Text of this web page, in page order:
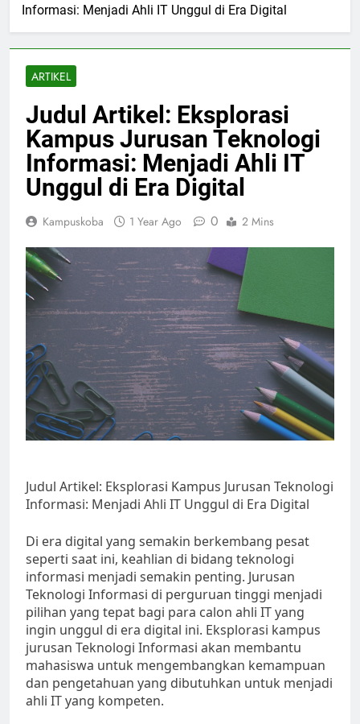
Informasi: Menjadi Ahli IT Unggul di Era Digital
ARTIKEL
Judul Artikel: Eksplorasi
Kampus Jurusan Teknologi
Informasi: Menjadi Ahli IT
Unggul di Era Digital
Kampuskoba 1 Year Ago 0 2 Mins
Judul Artikel: Eksplorasi Kampus Jurusan Teknologi
Informasi: Menjadi Ahli IT Unggul di Era Digital
Di era digital yang semakin berkembang pesat
seperti saat ini, keahlian di bidang teknologi
informasi menjadi semakin penting. Jurusan
Teknologi Informasi di perguruan tinggi menjadi
pilihan yang tepat bagi para calon ahli IT yang
ingin unggul di era digital ini. Eksplorasi kampus
jurusan Teknologi Informasi akan membantu
mahasiswa untuk mengembangkan kemampuan
dan pengetahuan yang dibutuhkan untuk menjadi
ahli IT yang kompeten.